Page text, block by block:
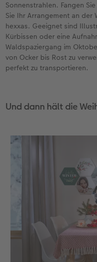
Sonnenstrahlen. Fangen
Sie Ihr Arrangement an der
hexxas. Geeignet sind
Kürbissen oder eine
Waldspaziergang im
von Ocker bis Rost zu
perfekt zu transportieren.
Und dann hält die